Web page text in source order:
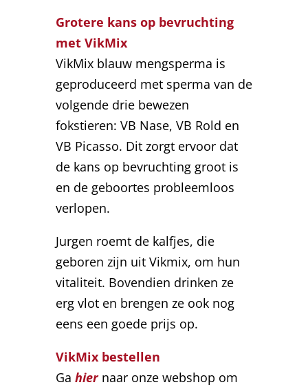
Grotere kans op bevruchting
met VikMix
VikMix blauw mengsperma is
geproduceerd met sperma van de
volgende drie bewezen
fokstieren: VB Nase, VB Rold en
VB Picasso. Dit zorgt ervoor dat
de kans op bevruchting groot is
en de geboortes probleemloos
verlopen.
Jurgen roemt de kalfjes, die
geboren zijn uit Vikmix, om hun
vitaliteit. Bovendien drinken ze
erg vlot en brengen ze ook nog
eens een goede prijs op.
VikMix bestellen
Ga hiernaar onze webshop om